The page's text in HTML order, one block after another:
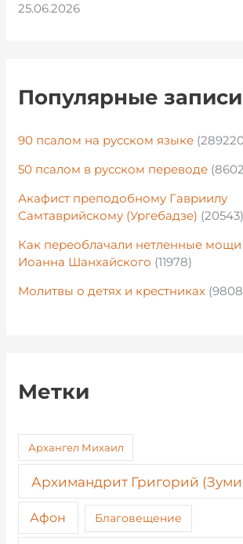
25.06.2026
Популярные записи
90 псалом на русском языке
50 псалом в русском переводе
Акафист преподобному Гавриилу
Самтаврийскому (Ургебадзе) (20543)
Как переоблачали нетленные мощи
Иоанна Шанхайского (11978)
Молитвы о детях и крестниках
Метки
Архангел Михаил
Архимандрит Григорий
Афон Благовещение